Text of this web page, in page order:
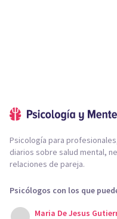
Psicología para
diarios sobre salud mental,
relaciones de pareja.
Psicólogos con los que
Maria De Jesus